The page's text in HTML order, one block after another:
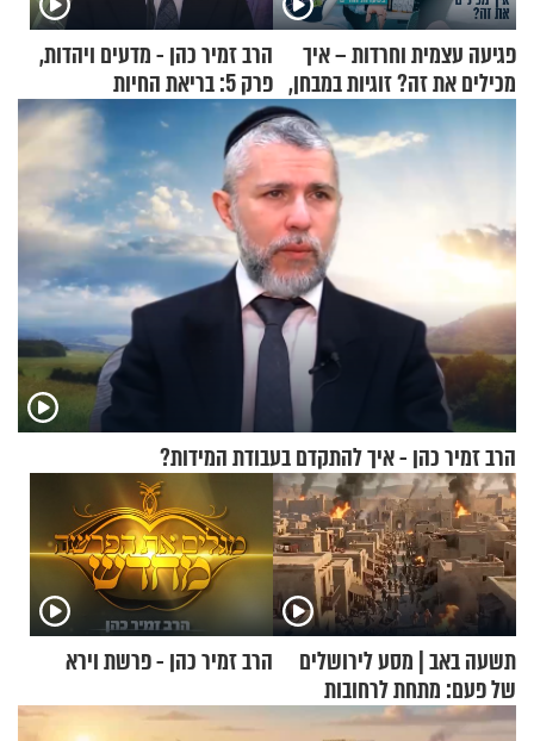
פגיעה עצמית וחרדות – איך
מכילים את זה? זוגיות במבחן,
הפעם עם יהודית ואלתר כהן
הרב זמיר כהן - מדעים ויהדות,
פרק 5: בריאת החיות
הרב זמיר כהן - איך להתקדם בעבודת המידות?
תשעה באב | מסע לירושלים
של פעם: מתחת לרחובות
ירושלים
הרב זמיר כהן - פרשת וירא